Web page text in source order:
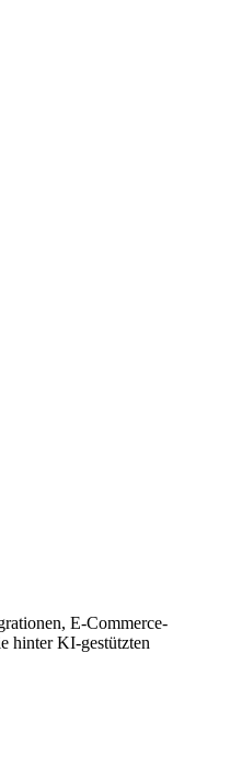
E-Commerce-
hinter KI-gestützten